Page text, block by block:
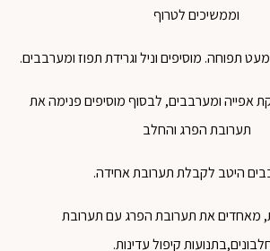
וממשיכיםלטרוף
מעטתפוחה. מוסיפיםונילוגרידתתפוזומערבבים.
אפייהומערבבים, לבסוףמוסיפיםפנימהאת
תערובתהפרג והחלב
היטב לקבלתתערובתאחידה.
, מאחדיםאתתערובתהפרג עםתערובת
,בתנועותקיפולעדינות.